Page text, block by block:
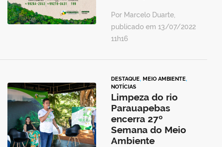
Por Marcelo Duarte,
publicado em 13/07/2022
11h16
DESTAQUE, MEIO AMBIENTE,
NOTÍCIAS
Limpeza do rio
Parauapebas
encerra 27º
Semana do Meio
Ambiente